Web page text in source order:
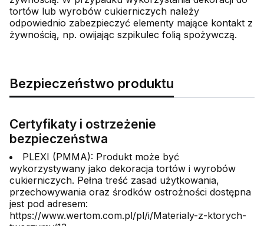
tortów lub wyrobów cukierniczych należy
odpowiednio zabezpieczyć elementy mające kontakt z
żywnością, np. owijając szpikulec folią spożywczą.
Bezpieczeństwo produktu
Certyfikaty i ostrzeżenie
bezpieczeństwa
PLEXI (PMMA): Produkt może być
wykorzystywany jako dekoracja tortów i wyrobów
cukierniczych. Pełna treść zasad użytkowania,
przechowywania oraz środków ostrożności dostępna
jest pod adresem:
https://www.wertom.com.pl/pl/i/Materialy-z-ktorych-